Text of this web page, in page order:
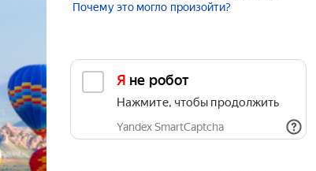
Почему это могло произойти?
Я не робот
Нажмите, чтобы продолжить
Yandex SmartCaptcha